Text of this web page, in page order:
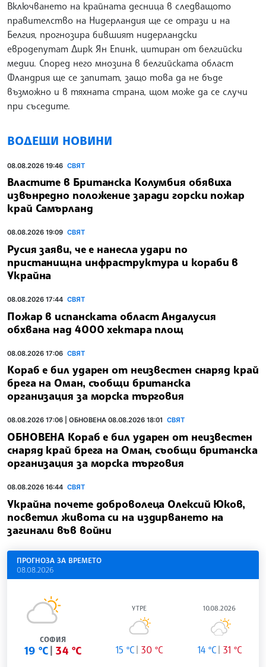
Включването на крайната десница в следващото
правителство на Нидерландия ще се отрази и на
Белгия, прогнозира бившият нидерландски
евродепутат Дирк Ян Епинк, цитиран от белгийски
медии. Според него мнозина в белгийската област
Фландрия ще се запитат, защо това да не бъде
възможно и в тяхната страна, щом може да се случи
при съседите.
ВОДЕЩИ НОВИНИ
08.08.2026 19:46 СВЯТ
Властите в Британска Колумбия обявиха
извънредно положение заради горски пожар
край Самърланд
08.08.2026 19:09 СВЯТ
Русия заяви, че е нанесла удари по
пристанищна инфраструктура и кораби в
Украйна
08.08.2026 17:44 СВЯТ
Пожар в испанската област Андалусия
обхвана над 4000 хектара площ
08.08.2026 17:06 СВЯТ
Кораб е бил ударен от неизвестен снаряд край
брега на Оман, съобщи британска
организация за морска търговия
08.08.2026 17:06 | ОБНОВЕНА 08.08.2026 18:01 СВЯТ
ОБНОВЕНА Кораб е бил ударен от неизвестен
снаряд край брега на Оман, съобщи британска
организация за морска търговия
08.08.2026 16:44 СВЯТ
Украйна почете доброволеца Олексий Юков,
посветил живота си на издирването на
загинали във войни
ПРОГНОЗА ЗА ВРЕМЕТО
08.08.2026
СОФИЯ
19 °C 34 °C
УТРЕ
15 °C 30 °C
10.08.2026
14 °C 31 °C